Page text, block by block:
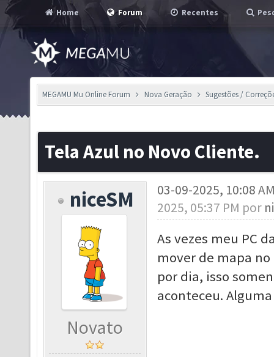
Home Forum Recentes
MEGAMU Mu Online Forum Nova Geração Sugestões /
Tela Azul no Novo Cliente.
niceSM
Novato
03-09-2025, 10:08
2025, 05:37 PM por
As vezes meu PC
mover de mapa
por dia, isso
aconteceu.